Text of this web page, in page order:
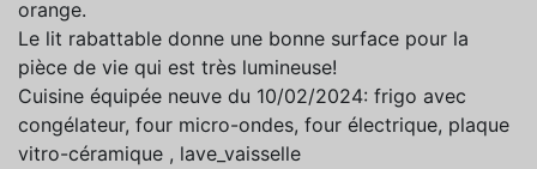
orange.
Le lit rabattable donne une bonne surface pour la
pièce de vie qui est très lumineuse!
Cuisine équipée neuve du 10/02/2024: frigo avec
congélateur, four micro-ondes, four électrique, plaque
vitro-céramique , lave_vaisselle